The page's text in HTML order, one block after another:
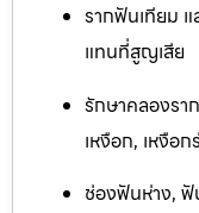
รากฟันเทียม
แทนที่สูญเสีย
รักษาคลองรา
เหงือก, เหงือก
ช่องฟันห่าง, ฟั